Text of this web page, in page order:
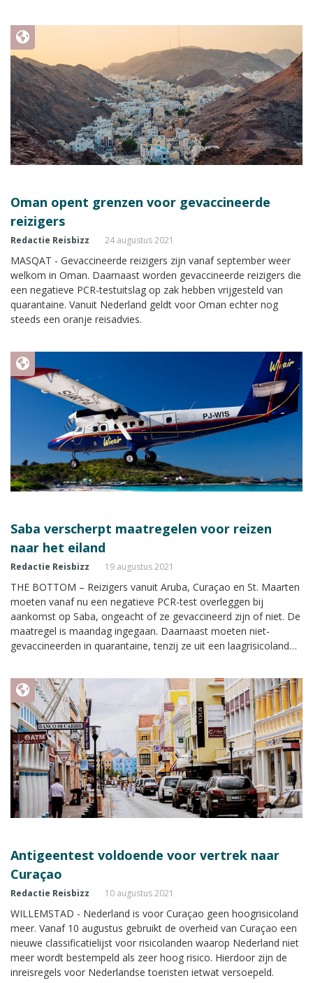
Oman opent grenzen voor gevaccineerde
reizigers
Redactie Reisbizz 24 augustus 2021
MASQAT - Gevaccineerde reizigers zijn vanaf september weer
welkom in Oman. Daarnaast worden gevaccineerde reizigers die
een negatieve PCR-testuitslag op zak hebben vrijgesteld van
quarantaine. Vanuit Nederland geldt voor Oman echter nog
steeds een oranje reisadvies.
Saba verscherpt maatregelen voor reizen
naar het eiland
Redactie Reisbizz 19 augustus 2021
THE BOTTOM – Reizigers vanuit Aruba, Curaçao en St. Maarten
moeten vanaf nu een negatieve PCR-test overleggen bij
aankomst op Saba, ongeacht of ze gevaccineerd zijn of niet. De
maatregel is maandag ingegaan. Daarnaast moeten niet-
gevaccineerden in quarantaine, tenzij ze uit een laagrisicoland
Antigeentest voldoende voor vertrek naar
Curaçao
Redactie Reisbizz 10 augustus 2021
WILLEMSTAD - Nederland is voor Curaçao geen hoogrisicoland
meer. Vanaf 10 augustus gebruikt de overheid van Curaçao een
nieuwe classificatielijst voor risicolanden waarop Nederland niet
meer wordt bestempeld als zeer hoog risico. Hierdoor zijn de
inreisregels voor Nederlandse toeristen ietwat versoepeld.